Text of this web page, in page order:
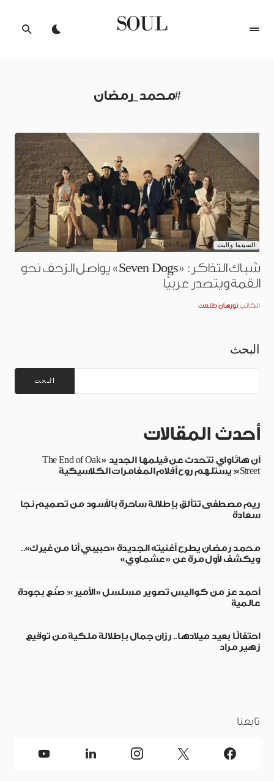
#محمد_رمضان
السينما والبث يونيو 1, 2026
شباك التذاكر: «Seven Dogs» يواصل الزحف نحو
القمة ويتصدر عربيًا
الكاتب نورهان طلعت
البحث
البحث
أحدث المقالات
آن هاثاواي تتحدث عن فيلمها الجديد «The End of Oak
Street»: يستلهم روح أفلام المغامرات الكلاسيكية
ريم مصطفى تتألق بإطلالة ساحرة بالأسود من تصميم نجا
سعادة
محمد رمضان يطرح أغنيته الجديدة «حبيبي أنا من غيرك»..
ويكشف لأول مرة عن «عشماوي»
أحمد عز من كواليس تصوير مسلسل «الأمير»: صُنع بجودة
عالمية
احتفالًا بعيد ميلادها.. رزان جمال بإطلالة ملكية من توقيع
زهير مراد
تابعنا